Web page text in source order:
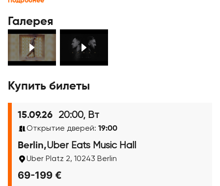
Галерея
Купить билеты
15.09.26 20:00, Вт
Открытие дверей: 19:00
Berlin,Uber Eats Music Hall
Uber Platz 2, 10243 Berlin
69-199 €